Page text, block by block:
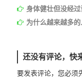
身体健壮但没经
为什么越来越多
还没有评论，快
要发表评论，您必须